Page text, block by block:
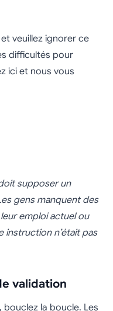
veuillez ignorer ce
difficultés pour
ici et nous vous
supposer un
gens manquent des
emploi actuel ou
instruction n’était pas
validation
la boucle. Les